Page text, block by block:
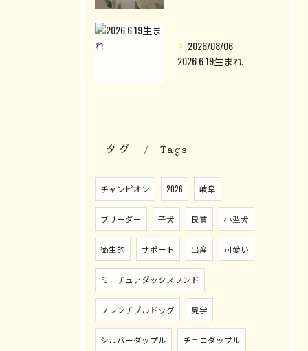
2026/08/06
2026.6.19生まれ
タグ Tags
チャンピオン 2026 岐阜
ブリーダー 子犬 良質 小型犬
衛生的 サポート 出産 可愛い
ミニチュアダックスフンド
フレンチブルドッグ 見学
シルバーダップル チョコダップル